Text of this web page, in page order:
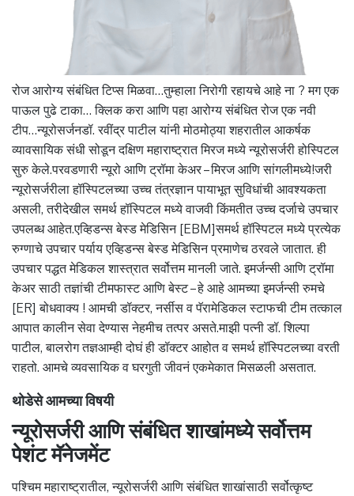
रोज आरोग्य संबंधित टिप्स मिळवा…तुम्हाला निरोगी रहायचे आहे ना ? मग एक
पाऊल पुढे टाका… क्लिक करा आणि पहा आरोग्य संबंधित रोज एक नवी
टीप…न्यूरोसर्जनडॉ. रवींद्र पाटील यांनी मोठमोठ्या शहरातील आकर्षक
व्यावसायिक संधी सोडून दक्षिण महाराष्ट्रात मिरज मध्ये न्यूरोसर्जरी होस्पिटल
सुरु केले.परवडणारी न्यूरो आणि ट्रॉमा केअर – मिरज आणि सांगलीमध्ये!जरी
न्यूरोसर्जरीला हॉस्पिटलच्या उच्च तंत्रज्ञान पायाभूत सुविधांची आवश्यकता
असली, तरीदेखील समर्थ हॉस्पिटल मध्ये वाजवी किंमतीत उच्च दर्जाचे उपचार
उपलब्ध आहेत.एव्हिडन्स बेस्ड मेडिसिन [EBM]समर्थ हॉस्पिटल मध्ये प्रत्येक
रुग्णाचे उपचार पर्याय एव्हिडन्स बेस्ड मेडिसिन प्रमाणेच ठरवले जातात. ही
उपचार पद्धत मेडिकल शास्त्रात सर्वोत्तम मानली जाते. इमर्जन्सी आणि ट्रॉमा
केअर साठी तज्ञांची टीमफास्ट आणि बेस्ट – हे आहे आमच्या इमर्जन्सी रुमचे
[ER] बोधवाक्य ! आमची डॉक्टर, नर्सीस व पॅरामेडिकल स्टाफची टीम तत्काल
आपात कालीन सेवा देण्यास नेहमीच तत्पर असते.माझी पत्नी डॉ. शिल्पा
पाटील, बालरोग तज्ञआम्ही दोघं ही डॉक्टर आहोत व समर्थ हॉस्पिटलच्या वरती
राहतो. आमचे व्यवसायिक व घरगुती जीवनं एकमेकात मिसळली असतात.
थोडेसे आमच्या विषयी
न्यूरोसर्जरी आणि संबंधित शाखांमध्ये सर्वोत्तम
पेशंट मॅनेजमेंट
पश्चिम महाराष्ट्रातील, न्यूरोसर्जरी आणि संबंधित शाखांसाठी सर्वोत्कृष्ट